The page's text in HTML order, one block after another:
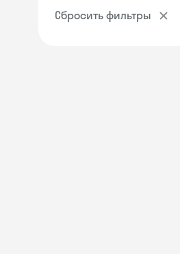
Сбросить фильтры